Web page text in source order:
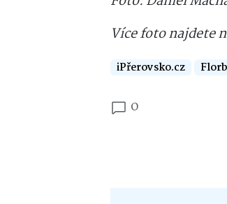
Více foto najdete
iPřerovsko.cz
0